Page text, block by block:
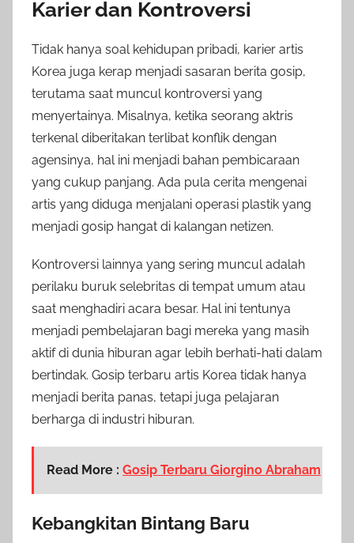
Karier dan Kontroversi
Tidak hanya soal kehidupan pribadi, karier artis
Korea juga kerap menjadi sasaran berita gosip,
terutama saat muncul kontroversi yang
menyertainya. Misalnya, ketika seorang aktris
terkenal diberitakan terlibat konflik dengan
agensinya, hal ini menjadi bahan pembicaraan
yang cukup panjang. Ada pula cerita mengenai
artis yang diduga menjalani operasi plastik yang
menjadi gosip hangat di kalangan netizen.
Kontroversi lainnya yang sering muncul adalah
perilaku buruk selebritas di tempat umum atau
saat menghadiri acara besar. Hal ini tentunya
menjadi pembelajaran bagi mereka yang masih
aktif di dunia hiburan agar lebih berhati-hati dalam
bertindak. Gosip terbaru artis Korea tidak hanya
menjadi berita panas, tetapi juga pelajaran
berharga di industri hiburan.
Read More : Gosip Terbaru Giorgino Abraham
Kebangkitan Bintang Baru